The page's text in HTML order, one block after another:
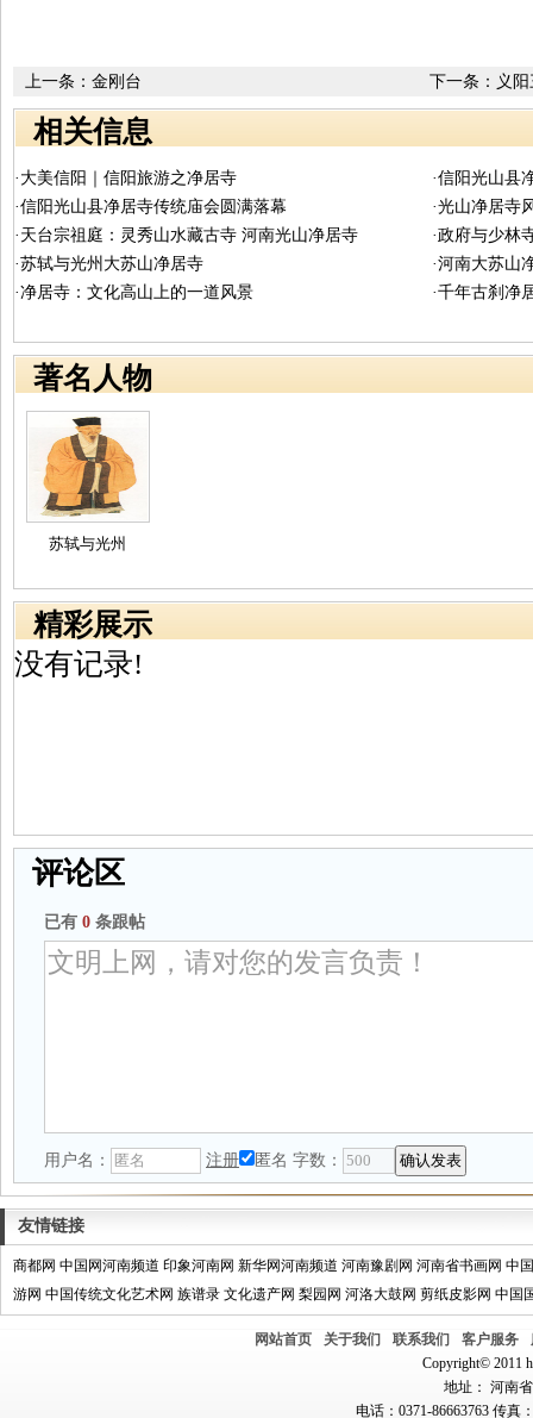
下一条： 义
上一条： 金刚台
相关信息
·大美信阳｜信阳旅游之净居寺
·信阳光山县
·信阳光山县净居寺传统庙会圆满落幕
·光山净居寺
·天台宗祖庭：灵秀山水藏古寺 河南光山净居寺
·政府与少林
·苏轼与光州大苏山净居寺
·河南大苏山
·净居寺：文化高山上的一道风景
·千年古刹净
著名人物
苏轼与光州
精彩展示
没有记录!
评论区
已有 0 条跟帖
用户名： 注册 匿名 字数：
友情链接
商都网 中国网河南频道 印象河南网 新华网河南频道 河南豫剧网 河南省书画网 中
游网 中国传统文化艺术网 族谱录 文化遗产网 梨园网 河洛大鼓网 剪纸皮影网 中国
网站首页 关于我们 联系我们 客户服务
Copyright© 2011
地址： 河南
电话：0371-86663763 传真